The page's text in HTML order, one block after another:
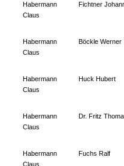
Habermann
Claus
Fichtner
Habermann
Claus
Böckle Werner
Habermann
Claus
Huck Hubert
Habermann
Claus
Dr. Fritz
Habermann
Claus
Fuchs Ralf